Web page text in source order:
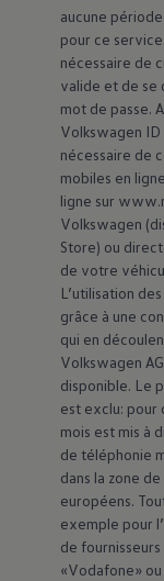
La
aucune
pour ce
nécessaire de
valide et de se
mot de passe.
Volkswagen
nécessaire de
mobiles en
ligne sur
Volkswagen
Store) ou
de votre
L’utilisation
grâce à une
qui en
Volkswagen
disponible. Le
est exclu: pour
mois est mis à
de téléphonie
dans la zone
européens.
exemple pour
de
«Vodafone»